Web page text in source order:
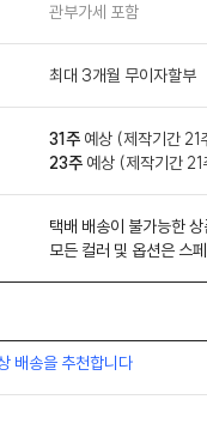
관부가세 포함
최대 3개월 무이자할부
31주 예상 (제작기간
23주 예상 (제작기간
택배 배송이 불가능한
모든 컬러 및 옵션은 스
배송을 추천합니다